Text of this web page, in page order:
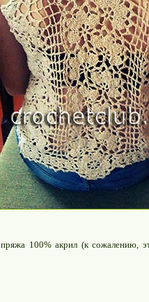
пряжа 100% акрил (к сожалению,